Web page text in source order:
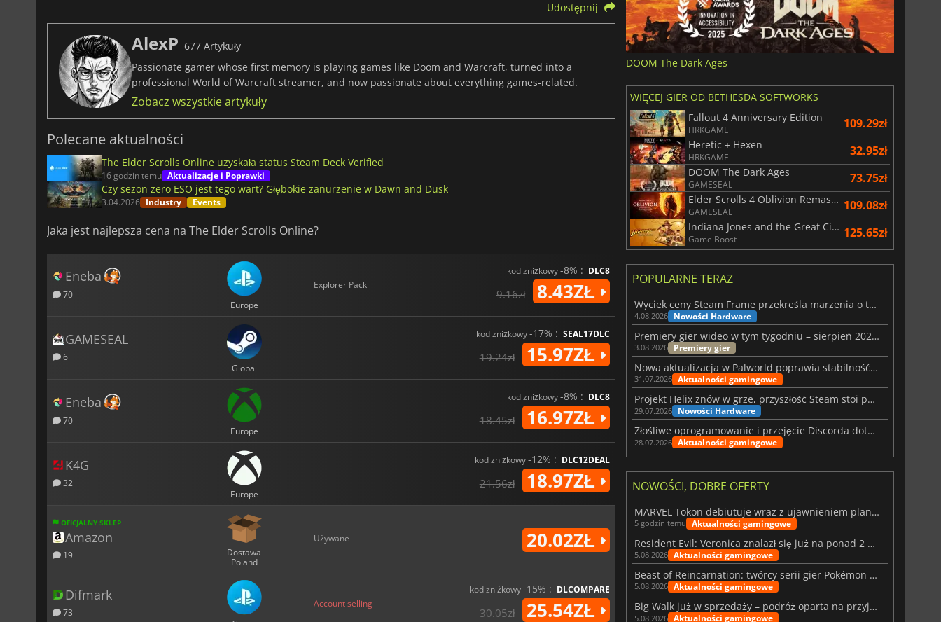
Udostępnij
AlexP 677 Artykuły
Passionate gamer whose first memory is playing games like Doom and Warcraft, turned into a
professional World of Warcraft streamer, and now passionate about everything games-related.
Zobacz wszystkie artykuły
Polecane aktualności
The Elder Scrolls Online uzyskała status Steam Deck Verified
16 godzin temu Aktualizacje i Poprawki
Czy sezon zero ESO jest tego wart? Głębokie zanurzenie w Dawn and Dusk
3.04.2026 Industry Events
Jaka jest najlepsza cena na The Elder Scrolls Online?
Eneba
70
Europe
Explorer Pack
kod zniżkowy-8% : DLC8
9.16zł 8.43ZŁ
GAMESEAL
6
Global
kod zniżkowy-17% : SEAL17DLC
19.24zł 15.97ZŁ
Eneba
70
Europe
kod zniżkowy-8% : DLC8
18.45zł 16.97ZŁ
K4G
32
Europe
kod zniżkowy-12% : DLC12DEAL
21.56zł 18.97ZŁ
OFICJALNY SKLEP
Amazon
19
Dostawa
Poland
Używane 20.02ZŁ
Difmark
73
Account selling
kod zniżkowy-15% : DLCOMPARE
30.05zł 25.54ZŁ
DOOM The Dark Ages
WIĘCEJ GIER OD BETHESDA SOFTWORKS
Fallout 4 Anniversary Edition
HRKGAME 109.29zł
Heretic + Hexen
HRKGAME 32.95zł
DOOM The Dark Ages
GAMESEAL 73.75zł
Elder Scrolls 4 Oblivion Remastered
GAMESEAL 109.08zł
Indiana Jones and the Great Circle
Game Boost 125.65zł
POPULARNE TERAZ
Wyciek ceny Steam Frame przekreśla marzenia o tanim zestawie VR
4.08.2026 Nowości Hardware
Premiery gier wideo w tym tygodniu – sierpień 2026 r. (32. tydzień)
3.08.2026 Premiery gier
Nowa aktualizacja w Palworld poprawia stabilność Sunreach i walk z bossami
31.07.2026 Aktualności gamingowe
Projekt Helix znów w grze, przyszłość Steam stoi pod znakiem zapytania
29.07.2026 Nowości Hardware
Złośliwe oprogramowanie i przejęcie Discorda dotknęły Meccha Chameleon
28.07.2026 Aktualności gamingowe
NOWOŚCI, DOBRE OFERTY
MARVEL Tōkon debiutuje wraz z ujawnieniem planu rozwoju na pierwszy rok
5 godzin temu Aktualności gamingowe
Resident Evil: Veronica znalazł się już na ponad 2 milionach list życzeń
5.08.2026 Aktualności gamingowe
Beast of Reincarnation: twórcy serii gier Pokémon wkraczają na nową ścieżkę
5.08.2026 Aktualności gamingowe
Big Walk już w sprzedaży – podróż oparta na przyjaźni
5.08.2026 Aktualności gamingowe